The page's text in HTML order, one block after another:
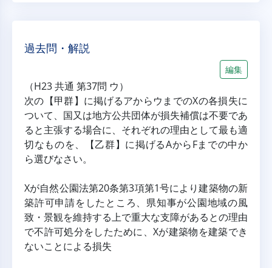
過去問・解説
編集
（H23 共通 第37問 ウ）
次の【甲群】に掲げるアからウまでのXの各損失に
ついて、国又は地方公共団体が損失補償は不要であ
ると主張する場合に、それぞれの理由として最も適
切なものを、【乙群】に掲げるAからFまでの中か
ら選びなさい。
Xが自然公園法第20条第3項第1号により建築物の新
築許可申請をしたところ、県知事が公園地域の風
致・景観を維持する上で重大な支障があるとの理由
で不許可処分をしたために、Xが建築物を建築でき
ないことによる損失